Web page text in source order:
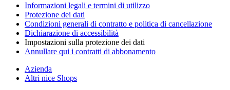
Informazioni legali e termini di utilizzo
Protezione dei dati
Condizioni generali di contratto e politica di cancellazione
Dichiarazione di accessibilità
Impostazioni sulla protezione dei dati
Annullare qui i contratti di abbonamento
Azienda
Altri nice Shops